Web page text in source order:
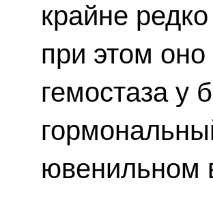
крайне
при этом
гемостаза у
ювенильном